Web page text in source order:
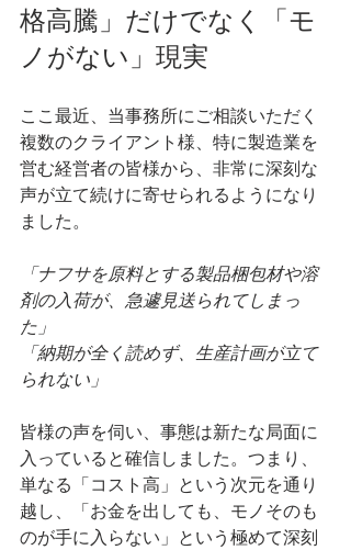
格高騰」だけでなく「モ
ノがない」現実
ここ最近、当事務所にご相談いただく
複数のクライアント様、特に製造業を
営む経営者の皆様から、非常に深刻な
声が立て続けに寄せられるようになり
ました。
「ナフサを原料とする製品梱包材や溶
剤の入荷が、急遽見送られてしまっ
た」
「納期が全く読めず、生産計画が立て
られない」
皆様の声を伺い、事態は新たな局面に
入っていると確信しました。つまり、
単なる「コスト高」という次元を通り
越し、「お金を出しても、モノそのも
のが手に入らない」という極めて深刻